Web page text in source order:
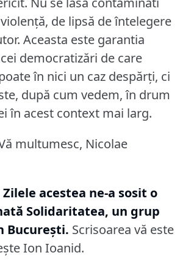
de lipsă de întelegere
Aceasta este garantia
democratizări de care
în nici un caz despărţi, ci
după cum vedem, în drum
în acest context mai larg.
multumesc, Nicolae
Zilele acestea ne-a sosit o
Solidaritatea, un grup
Bucureşti. Scrisoarea vă este
Ion Ioanid.